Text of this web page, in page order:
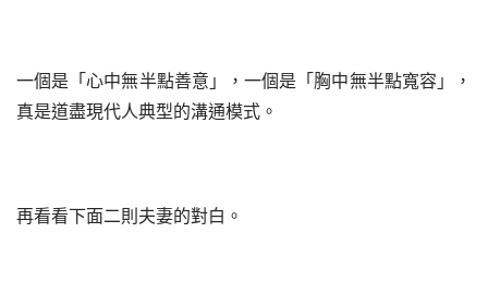
一個是「心中無半點善意」，一個是「胸中無半點寬容」，
真是道盡現代人典型的溝通模式。
再看看下面二則夫妻的對白。